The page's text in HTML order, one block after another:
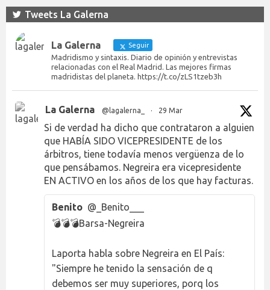
Tweets La Galerna
La Galerna Seguir
Madridismo y sintaxis. Diario de opinión y entrevistas
relacionadas con el Real Madrid. Las mejores firmas
madridistas del planeta. https://t.co/zLS1tzeb3h
La Galerna @lagalerna_ · 29 Mar
Si de verdad ha dicho que contrataron a alguien
que HABÍA SIDO VICEPRESIDENTE de los
árbitros, tiene todavía menos vergüenza de lo
que pensábamos. Negreira era vicepresidente
EN ACTIVO en los años de los que hay facturas.
Benito @_Benito___
💣💣💣Barsa-Negreira
Laporta habla sobre Negreira en El País:
"Siempre he tenido la sensación de q
debemos ser muy superiores, porq los